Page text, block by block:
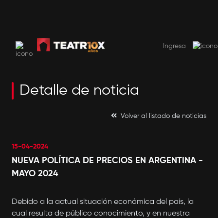
Ingresa
Detalle de noticia
Volver al listado de noticias
15-04-2024
NUEVA POLÍTICA DE PRECIOS EN ARGENTINA -
MAYO 2024
Debido a la actual situación económica del país, la
cual resulta de público conocimiento, y en nuestra